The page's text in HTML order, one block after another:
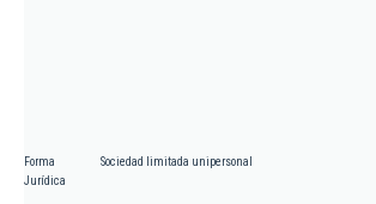
Forma
Jurídica
Sociedad limitada unipersonal